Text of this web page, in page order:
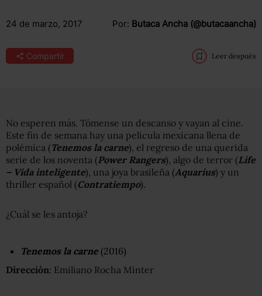
24 de marzo, 2017 Por: Butaca Ancha (@butacaancha)
Compartir Leer después
No esperen más. Tómense un descanso y vayan al cine.
Este fin de semana hay una película mexicana llena de
polémica (Tenemos la carne), el regreso de una querida
serie de los noventa (Power Rangers), algo de terror (Life
– Vida inteligente), una joya brasileña (Aquarius) y un
thriller español (Contratiempo).
¿Cuál se les antoja?
Tenemos la carne (2016)
Dirección: Emiliano Rocha Minter